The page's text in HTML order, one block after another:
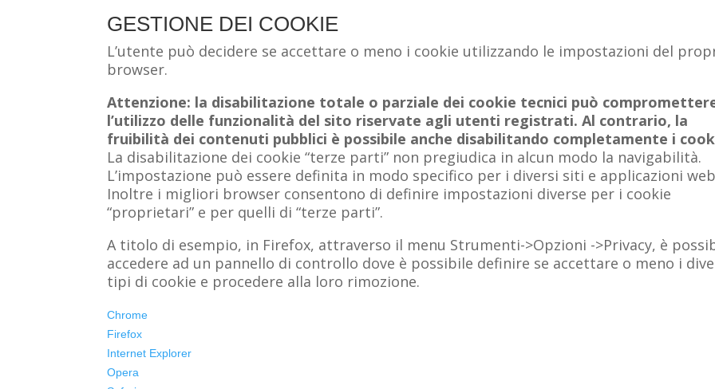
GESTIONE DEI COOKIE
L’utente può decidere se accettare o meno i cookie utilizzando le impostazioni del
browser.
Attenzione: la disabilitazione totale o parziale dei cookie tecnici può
l’utilizzo delle funzionalità del sito riservate agli utenti registrati. Al contrario, la
fruibilità dei contenuti pubblici è possibile anche disabilitando completamente i
La disabilitazione dei cookie “terze parti” non pregiudica in alcun modo la navigabilità.
L’impostazione può essere definita in modo specifico per i diversi siti e applicazioni
Inoltre i migliori browser consentono di definire impostazioni diverse per i cookie
“proprietari” e per quelli di “terze parti”.
A titolo di esempio, in Firefox, attraverso il menu Strumenti->Opzioni ->Privacy, è
accedere ad un pannello di controllo dove è possibile definire se accettare o meno i
tipi di cookie e procedere alla loro rimozione.
Chrome
Firefox
Internet Explorer
Opera